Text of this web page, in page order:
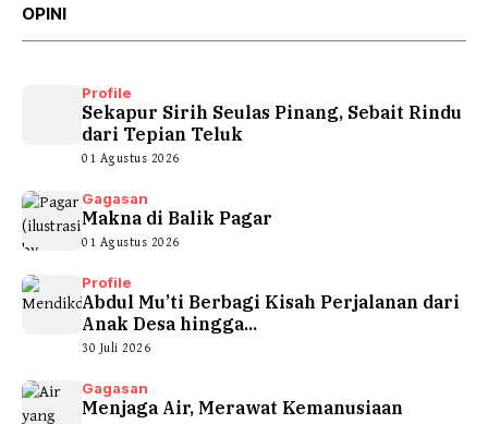
OPINI
Profile
Sekapur Sirih Seulas Pinang, Sebait Rindu
dari Tepian Teluk
01 Agustus 2026
Gagasan
Makna di Balik Pagar
01 Agustus 2026
Profile
Abdul Mu’ti Berbagi Kisah Perjalanan dari
Anak Desa hingga...
30 Juli 2026
Gagasan
Menjaga Air, Merawat Kemanusiaan